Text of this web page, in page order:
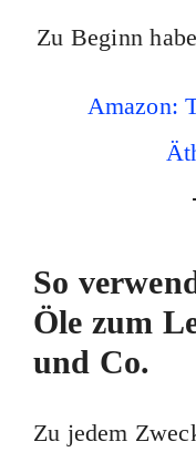
Zu Beginn
Amazon:
So
Öle zum
und Co.
Zu jedem